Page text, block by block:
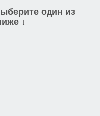
один из
↓